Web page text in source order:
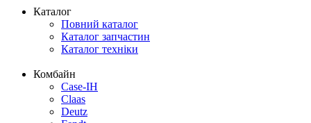
Каталог
Повний каталог
Каталог запчастин
Каталог техніки
Комбайн
Case-IH
Claas
Deutz